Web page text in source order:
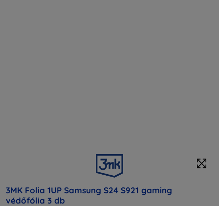
3MK Folia 1UP Samsung S24 S921 gaming
védőfólia 3 db